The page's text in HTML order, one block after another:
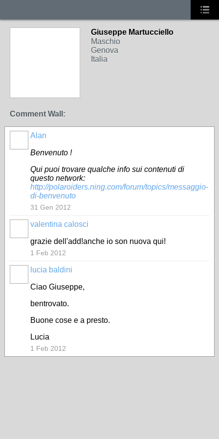
Giuseppe Martucciello
Maschio
Genova
Italia
Comment Wall:
Alan
Benvenuto !
Qui puoi trovare qualche info sui contenuti di
questo network:
http://polaroiders.ning.com/forum/topics/messaggio-
di-benvenuto
31 Gen 2012
valentina calosci
grazie dell'add!anche io son nuova qui!
1 Feb 2012
lucia baldini
Ciao Giuseppe,
bentrovato.
Buone cose e a presto.
Lucia
1 Feb 2012